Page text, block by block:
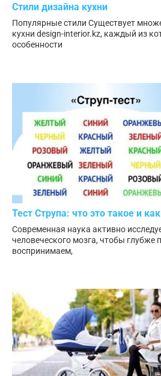
Стили дизайна кухни
Популярные стили Существует
кухни design-interior.kz, каждый из
особенности
Тест Струпа: что это такое и
Современная наука активно
человеческого мозга, чтобы глубже
воспринимаем,